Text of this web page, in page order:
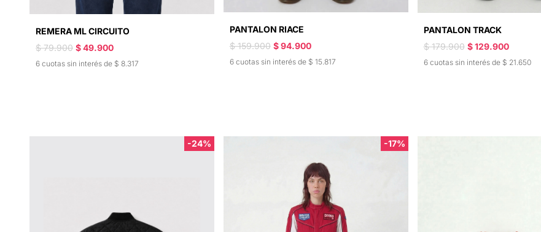
REMERA ML CIRCUITO
$ 79.900 $ 49.900
6 cuotas sin interés de $ 8.317
PANTALON RIACE
$ 159.900 $ 94.900
6 cuotas sin interés de $ 15.817
PANTALON TRACK
$ 179.900 $ 129.900
6 cuotas sin interés de $ 21.650
-24% -17%